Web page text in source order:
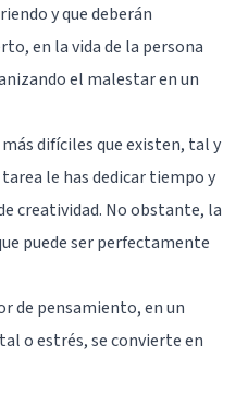
y que deberán
en la vida de la persona
el malestar en un
difíciles que existen, tal y
tarea le has dedicar tiempo y
creatividad. No obstante, la
puede ser perfectamente
de pensamiento, en un
o estrés, se convierte en